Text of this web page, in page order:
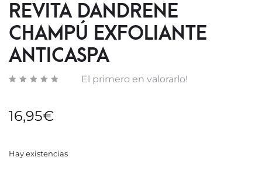
REVITA DANDRENE
CHAMPÚ EXFOLIANTE
ANTICASPA
El primero en valorarlo!
16,95€
Hay existencias